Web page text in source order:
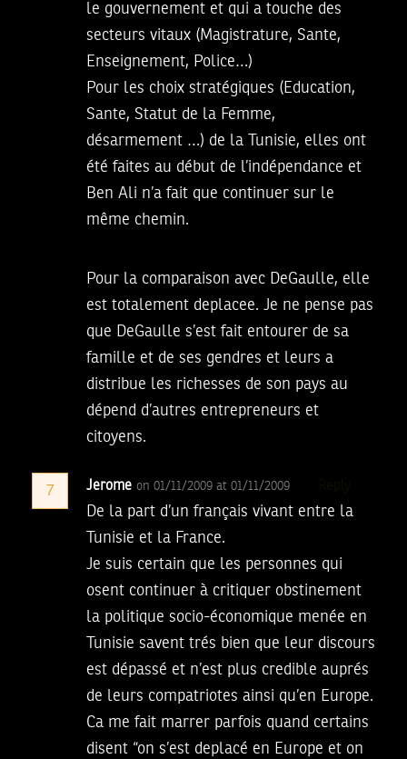
le gouvernement et qui a touche des
secteurs vitaux (Magistrature, Sante,
Enseignement, Police…)
Pour les choix stratégiques (Education,
Sante, Statut de la Femme,
désarmement …) de la Tunisie, elles ont
été faites au début de l’indépendance et
Ben Ali n’a fait que continuer sur le
même chemin.
Pour la comparaison avec DeGaulle, elle
est totalement deplacee. Je ne pense pas
que DeGaulle s’est fait entourer de sa
famille et de ses gendres et leurs a
distribue les richesses de son pays au
dépend d’autres entrepreneurs et
citoyens.
7 Jerome on 01/11/2009 at 01/11/2009
De la part d’un français vivant entre la
Tunisie et la France.
Je suis certain que les personnes qui
osent continuer à critiquer obstinement
la politique socio-économique menée en
Tunisie savent trés bien que leur discours
est dépassé et n’est plus credible auprés
de leurs compatriotes ainsi qu’en Europe.
Ca me fait marrer parfois quand certains
disent “on s’est deplacé en Europe et on